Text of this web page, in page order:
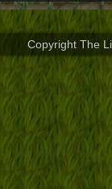
Copyright The